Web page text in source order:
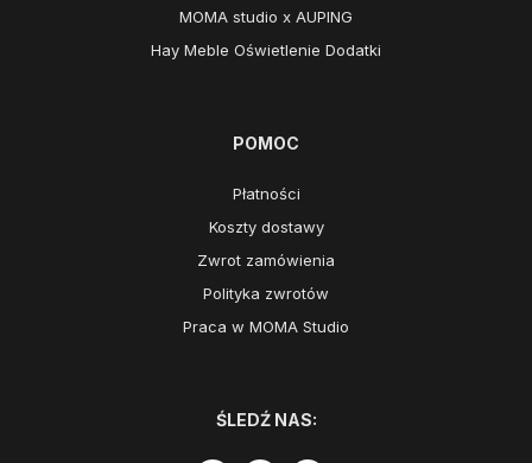
MOMA studio x AUPING
Hay Meble Oświetlenie Dodatki
POMOC
Płatności
Koszty dostawy
Zwrot zamówienia
Polityka zwrotów
Praca w MOMA Studio
ŚLEDŹ NAS: